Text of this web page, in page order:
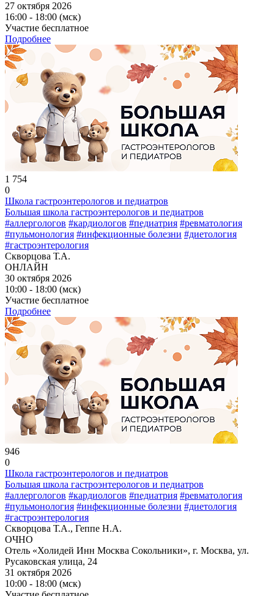
27 октября 2026
16:00 - 18:00 (мск)
Участие бесплатное
Подробнее
1 754
0
Школа гастроэнтерологов и педиатров
Большая школа гастроэнтерологов и педиатров
#аллергологов #кардиологов #педиатрия #ревматология
#пульмонология #инфекционные болезни #диетология
#гастроэнтерология
Скворцова Т.А.
ОНЛАЙН
30 октября 2026
10:00 - 18:00 (мск)
Участие бесплатное
Подробнее
946
0
Школа гастроэнтерологов и педиатров
Большая школа гастроэнтерологов и педиатров
#аллергологов #кардиологов #педиатрия #ревматология
#пульмонология #инфекционные болезни #диетология
#гастроэнтерология
Скворцова Т.А., Геппе Н.А.
ОЧНО
Отель «Холидей Инн Москва Сокольники», г. Москва, ул.
Русаковская улица, 24
31 октября 2026
10:00 - 18:00 (мск)